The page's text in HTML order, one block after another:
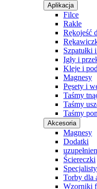
Aplikacja
Filce
Rakle
Rękojeść
Szpatułki
Igły i
Kleje i
Magnesy
Pęsety i
Taśmy
Taśmy
Taśmy
Akcesoria
Magnesy
Dodatki
Ściereczki
Torby dla
Wzorniki